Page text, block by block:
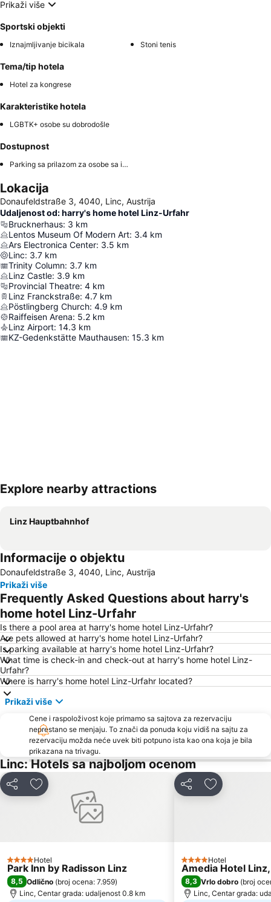
Prikaži više
Sportski objekti
Iznajmljivanje bicikala Stoni tenis
Tema/tip hotela
Hotel za kongrese
Karakteristike hotela
LGBTK+ osobe su dobrodošle
Dostupnost
Parking sa prilazom za osobe sa invaliditetom
Lokacija
Donaufeldstraße 3, 4040, Linc, Austrija
Udaljenost od: harry's home hotel Linz-Urfahr
Brucknerhaus: 3 km
Lentos Museum Of Modern Art: 3.4 km
Ars Electronica Center: 3.5 km
Linc: 3.7 km
Trinity Column: 3.7 km
Linz Castle: 3.9 km
Provincial Theatre: 4 km
Linz Franckstraße: 4.7 km
Pöstlingberg Church: 4.9 km
Raiffeisen Arena: 5.2 km
Linz Airport: 14.3 km
KZ-Gedenkstätte Mauthausen: 15.3 km
Explore nearby attractions
Linz Hauptbahnhof
Informacije o objektu
Donaufeldstraße 3, 4040, Linc, Austrija
Prikaži više
Frequently Asked Questions about harry's
home hotel Linz-Urfahr
Is there a pool area at harry's home hotel Linz-Urfahr?
Are pets allowed at harry's home hotel Linz-Urfahr?
Is parking available at harry's home hotel Linz-Urfahr?
What time is check-in and check-out at harry's home hotel Linz-
Urfahr?
Where is harry's home hotel Linz-Urfahr located?
Prikaži više
Cene i raspoloživost koje primamo sa sajtova za rezervaciju
neprestano se menjaju. To znači da ponuda koju vidiš na sajtu za
rezervaciju možda neće uvek biti potpuno ista kao ona koja je bila
prikazana na trivagu.
Linc: Hotels sa najboljom ocenom
Deli Dodati u favorite
4 Zvezdice
Hotel
Park Inn by Radisson Linz
8,5 Odlično (broj ocena: 7.959)
Linc, Centar grada: udaljenost 0.8 km
Deli Dodati u
4 Zvezdice
Hotel
Amedia Hotel
8,3 Vrlo dobro (broj
Linc, Centar grada: